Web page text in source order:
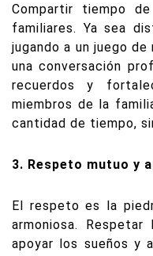
Compartir tiempo
familiares. Ya sea
jugando a un juego
una conversación
recuerdos y
miembros de la
cantidad de tiempo,
3. Respeto mutuo y
El respeto es la
armoniosa.
apoyar los sueños y